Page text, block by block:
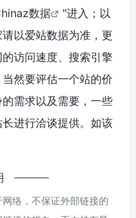
数据
"进入；以
以爱站数据为准，更
访问速度、搜索引擎
然要评估一个站的价
需求以及需要，一些
进行洽谈提供。如该
络，不保证外部链接的